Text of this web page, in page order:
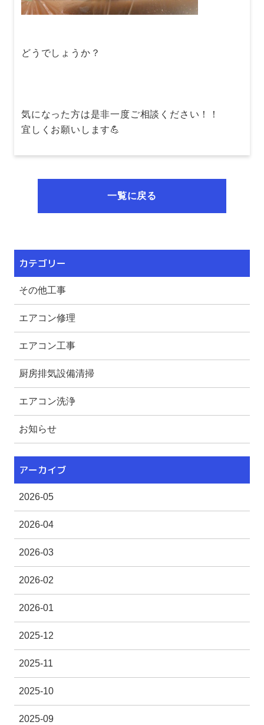
カテゴリー
その他工事
エアコン修理
エアコン工事
厨房排気設備清掃
エアコン洗浄
お知らせ
アーカイブ
2026-05
2026-04
2026-03
2026-02
2026-01
2025-12
2025-11
2025-10
2025-09
どうでしょうか？
気になった方は是非一度ご相談ください！！
宜しくお願いします💪
一覧に戻る